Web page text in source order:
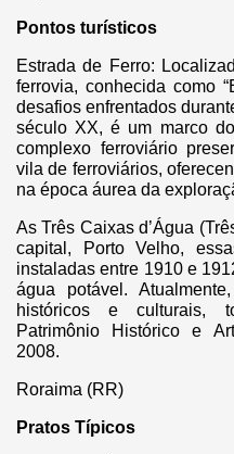
Pontos turísticos
Estrada de Ferro:
ferrovia, conhecida como
desafios enfrentados
século XX, é um marco
complexo ferroviário
vila de ferroviários,
na época áurea da
As Três Caixas d’Água
capital, Porto Velho,
instaladas entre 1910 e
água potável.
históricos e culturais,
Patrimônio Histórico e
2008.
Roraima (RR)
Pratos Típicos